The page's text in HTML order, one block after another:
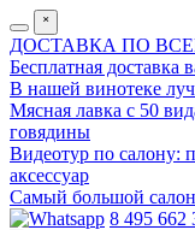
˟
ДОСТАВКА ПО
Бесплатная доставка
В нашей винотеке
Мясная лавка с 50
говядины
Видеотур по салону:
аксессуар
Самый большой салон
8 495 662